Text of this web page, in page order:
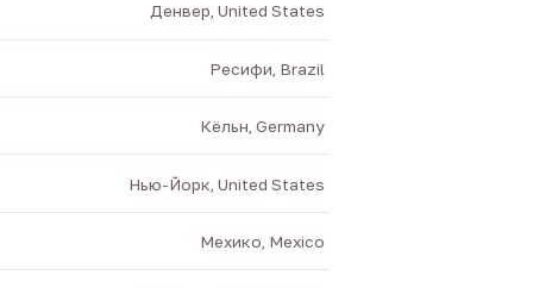
Денвер, United States
Ресифи, Brazil
Кёльн, Germany
Нью-Йорк, United States
Мехико, Mexico